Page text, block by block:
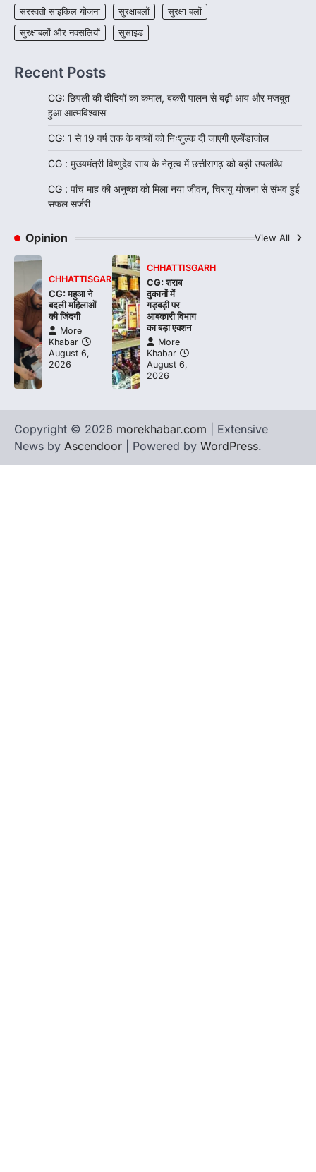
सरस्वती साइकिल योजना
सुरक्षाबलों
सुरक्षा बलों
सुरक्षाबलों और नक्सलियों
सुसाइड
Recent Posts
CG: छिपली की दीदियों का कमाल, बकरी पालन से बढ़ी आय और मजबूत
हुआ आत्मविश्वास
CG: 1 से 19 वर्ष तक के बच्चों को निःशुल्क दी जाएगी एल्बेंडाजोल
CG : मुख्यमंत्री विष्णुदेव साय के नेतृत्व में छत्तीसगढ़ को बड़ी उपलब्धि
CG : पांच माह की अनुष्का को मिला नया जीवन, चिरायु योजना से संभव हुई
सफल सर्जरी
Opinion View All
CHHATTISGARH
CG: महुआ ने
बदली महिलाओं
की जिंदगी
More
Khabar
August 6,
2026
CHHATTISGARH
CG: शराब
दुकानों में
गड़बड़ी पर
आबकारी विभाग
का बड़ा एक्शन
More
Khabar
August 6,
2026
Copyright © 2026 morekhabar.com | Extensive
News by Ascendoor | Powered by WordPress.